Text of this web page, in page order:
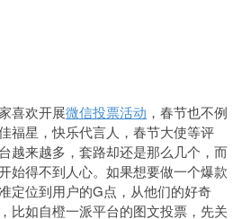
喜欢开展微信投票活动 ，春节也不例
福星，快乐代言人，春节大使等评
越来越多，套路却还是那么几个，而
始得不到人心。如果想要做一个爆款
定位到用户的G点，从他们的好奇
比如自橙一派平台的图文投票，先关